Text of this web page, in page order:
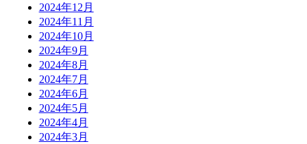
2024年12月
2024年11月
2024年10月
2024年9月
2024年8月
2024年7月
2024年6月
2024年5月
2024年4月
2024年3月